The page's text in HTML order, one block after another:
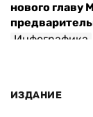
нового главу
Инфографика
ИЗДАНИЕ